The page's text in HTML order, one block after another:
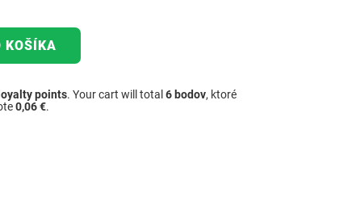
KOŠÍKA
loyalty points. Your cart will total 6 bodov, ktoré
0,06 €.